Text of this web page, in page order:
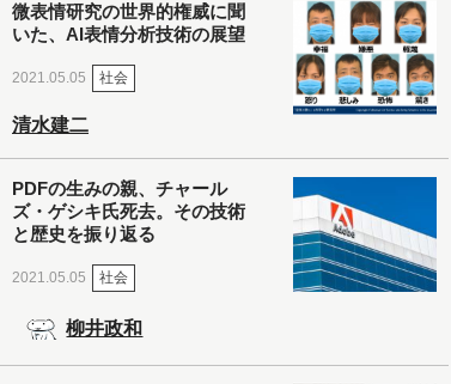
微表情研究の世界的権威に聞
いた、AI表情分析技術の展望
2021.05.05 社会
清水建二
PDFの生みの親、チャール
ズ・ゲシキ氏死去。その技術
と歴史を振り返る
2021.05.05 社会
柳井政和